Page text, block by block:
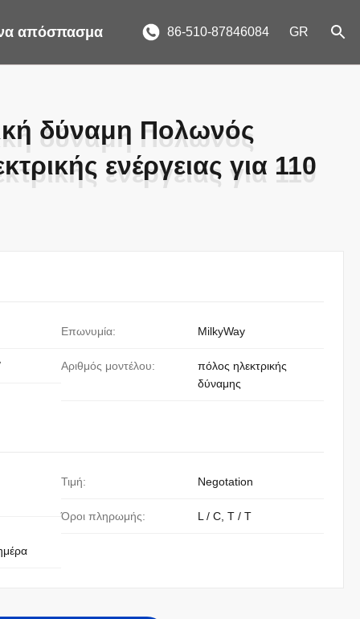
απόσπασμα 86-510-87846084 GR
δύναμη Πολωνός
ενέργειας για 110
δύναμη Πολωνός
ενέργειας για 110
Επωνυμία: MilkyWay
Αριθμός μοντέλου:
πόλος ηλεκτρικής
δύναμης
Τιμή: Negotation
Όροι πληρωμής: L / C, T / T